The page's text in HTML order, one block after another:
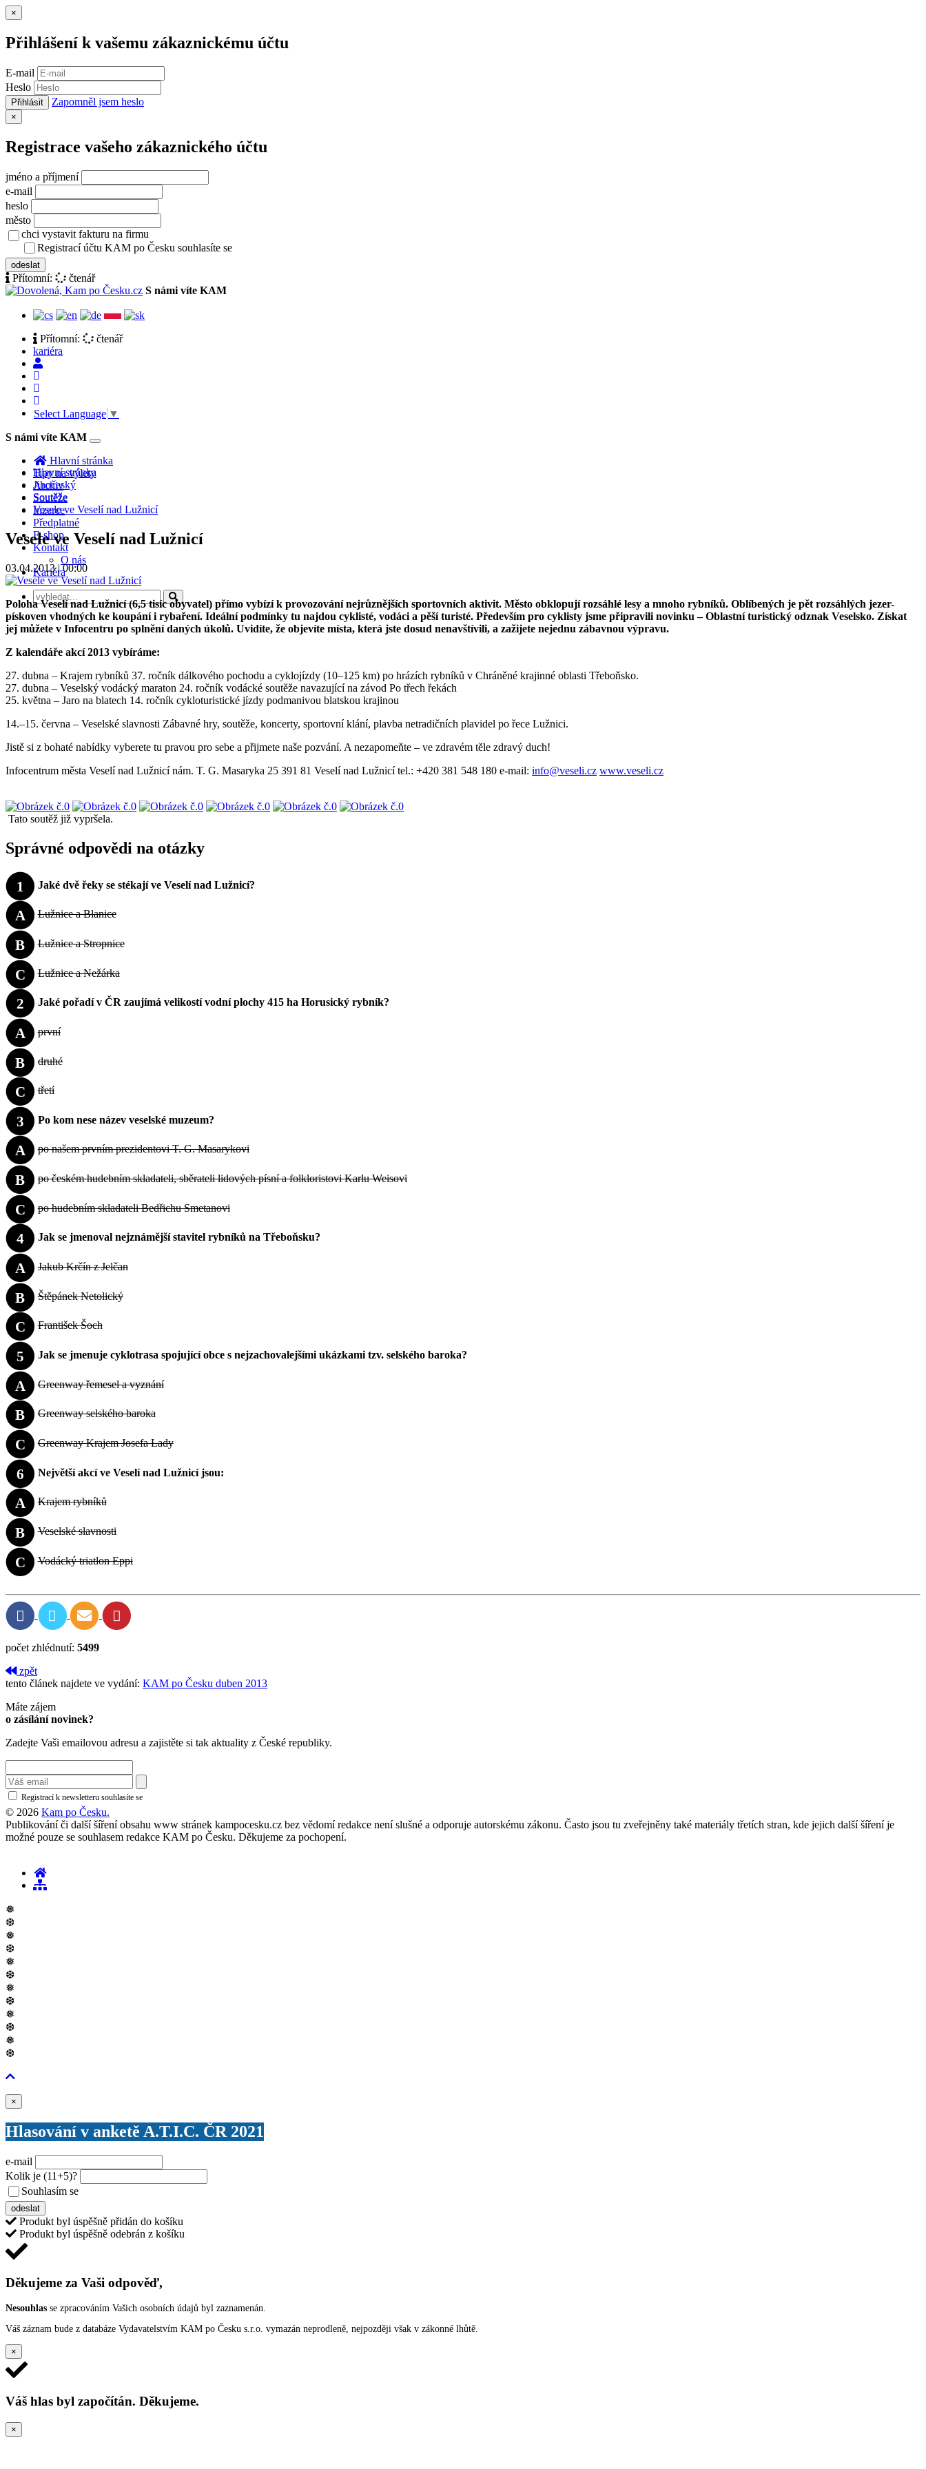
×
Přihlášení k vašemu zákaznickému účtu
E-mail
Heslo
Přihlásit Zapomněl jsem heslo
×
Registrace vašeho zákaznického účtu
jméno a příjmení
e-mail
heslo
město
chci vystavit fakturu na firmu
Registrací účtu KAM po Česku souhlasíte se
odeslat
Přítomní:
čtenář
S námi víte KAM
Přítomní:
čtenář
kariéra
Select Language ▼
S námi víte KAM
Toggle
navigation
Hlavní stránka
Tipy na výlety
Archiv
Soutěže
Inzerce
Předplatné
E-shop
Kontakt
O nás
Kariéra
Hlavní stránka
Jihočeský
Soutěže
Vesele ve Veselí nad Lužnicí
Vesele ve Veselí nad Lužnicí
03.04.2013 | 00:00
Poloha Veselí nad Lužnicí (6,5 tisíc obyvatel) přímo vybízí k provozování nejrůznějších sportovních aktivit. Město obklopují rozsáhlé lesy a mnoho rybníků. Oblíbených je pět rozsáhlých jezer-
pískoven vhodných ke koupání i rybaření. Ideální podmínky tu najdou cyklisté, vodáci a pěší turisté. Především pro cyklisty jsme připravili novinku – Oblastní turistický odznak Veselsko. Získat
jej můžete v Infocentru po splnění daných úkolů. Uvidíte, že objevíte místa, která jste dosud nenavštívili, a zažijete nejednu zábavnou výpravu.
Z kalendáře akcí 2013 vybíráme:
27. dubna – Krajem rybníků 37. ročník dálkového pochodu a cyklojízdy (10–125 km) po hrázích rybníků v Chráněné krajinné oblasti Třeboňsko.
27. dubna – Veselský vodácký maraton 24. ročník vodácké soutěže navazující na závod Po třech řekách
25. května – Jaro na blatech 14. ročník cykloturistické jízdy podmanivou blatskou krajinou
14.–15. června – Veselské slavnosti Zábavné hry, soutěže, koncerty, sportovní klání, plavba netradičních plavidel po řece Lužnici.
Jistě si z bohaté nabídky vyberete tu pravou pro sebe a přijmete naše pozvání. A nezapomeňte – ve zdravém těle zdravý duch!
Infocentrum města Veselí nad Lužnicí nám. T. G. Masaryka 25 391 81 Veselí nad Lužnicí tel.: +420 381 548 180 e-mail: info@veseli.cz www.veseli.cz
Tato soutěž již vypršela.
Správné odpovědi na otázky
1 Jaké dvě řeky se stékají ve Veselí nad Lužnicí?
A Lužnice a Blanice
B Lužnice a Stropnice
C Lužnice a Nežárka
2 Jaké pořadí v ČR zaujímá velikostí vodní plochy 415 ha Horusický rybník?
A první
B druhé
C třetí
3 Po kom nese název veselské muzeum?
A po našem prvním prezidentovi T. G. Masarykovi
B po českém hudebním skladateli, sběrateli lidových písní a folkloristovi Karlu Weisovi
C po hudebním skladateli Bedřichu Smetanovi
4 Jak se jmenoval nejznámější stavitel rybníků na Třeboňsku?
A Jakub Krčín z Jelčan
B Štěpánek Netolický
C František Šoch
5 Jak se jmenuje cyklotrasa spojující obce s nejzachovalejšími ukázkami tzv. selského baroka?
A Greenway řemesel a vyznání
B Greenway selského baroka
C Greenway Krajem Josefa Lady
6 Největší akcí ve Veselí nad Lužnicí jsou:
A Krajem rybníků
B Veselské slavnosti
C Vodácký triatlon Eppi
počet zhlédnutí: 5499
zpět
tento článek najdete ve vydání: KAM po Česku duben 2013
Máte zájem
o zásílání novinek?
Zadejte Vaši emailovou adresu a zajistěte si tak aktuality z České republiky.
Registrací k newsletteru souhlasíte se
© 2026 Kam po Česku.
Publikování či další šíření obsahu www stránek kampocesku.cz bez vědomí redakce není slušné a odporuje autorskému zákonu. Často jsou tu zveřejněny také materiály třetích stran, kde jejich další šíření je
možné pouze se souhlasem redakce KAM po Česku. Děkujeme za pochopení.
❅
❆
❅
❆
❅
❆
❅
❆
❅
❆
❅
❆
×
Hlasování v anketě A.T.I.C. ČR 2021
e-mail
Kolik je (11+5)?
Souhlasím se
odeslat
Produkt byl úspěšně přidán do košíku
Produkt byl úspěšně odebrán z košíku
Děkujeme za Vaši odpověď,
Nesouhlas se zpracováním Vašich osobních údajů byl zaznamenán.
Váš záznam bude z databáze Vydavatelstvím KAM po Česku s.r.o. vymazán neprodleně, nejpozději však v zákonné lhůtě.
×
Váš hlas byl započítán. Děkujeme.
×